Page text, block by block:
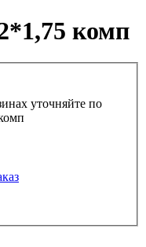
комп
уточняйте по
ручной 12*1,75 комп